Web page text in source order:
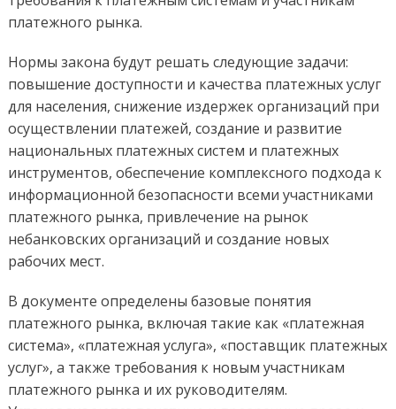
платежного рынка.
Нормы закона будут решать следующие задачи:
повышение доступности и качества платежных услуг
для населения, снижение издержек организаций при
осуществлении платежей, создание и развитие
национальных платежных систем и платежных
инструментов, обеспечение комплексного подхода к
информационной безопасности всеми участниками
платежного рынка, привлечение на рынок
небанковских организаций и создание новых
рабочих мест.
В документе определены базовые понятия
платежного рынка, включая такие как «платежная
система», «платежная услуга», «поставщик платежных
услуг», а также требования к новым участникам
платежного рынка и их руководителям.